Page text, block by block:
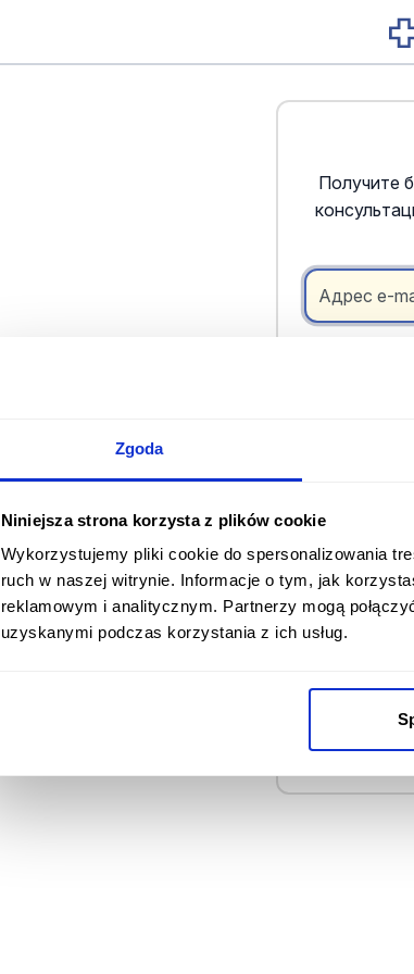
Zgoda
Niniejsza strona korzysta z plików cookie
Wykorzystujemy pliki cookie do spersonalizowania
ruch w naszej witrynie. Informacje o tym, jak
reklamowym i analitycznym. Partnerzy mogą
uzyskanymi podczas korzystania z ich usług.
Получите
Адрес e-
Я не